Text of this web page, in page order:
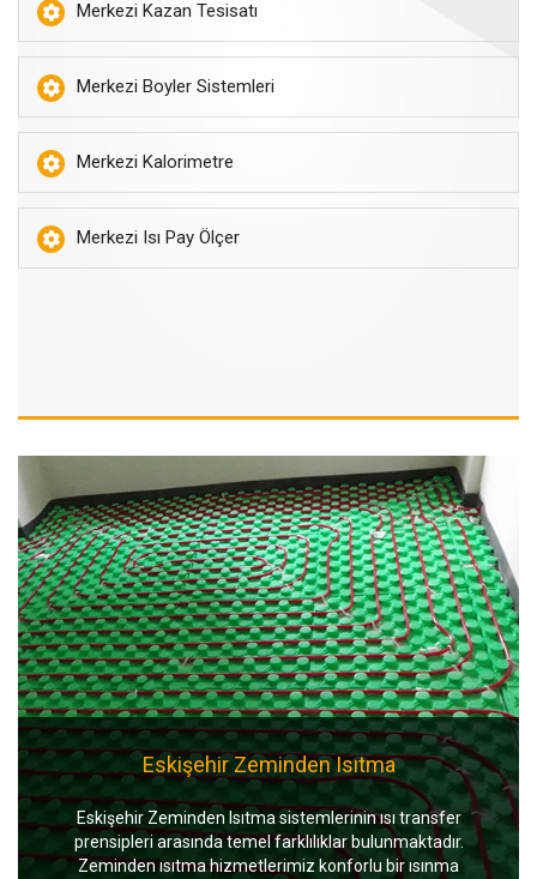
Merkezi Kazan Tesisatı
Merkezi Boyler Sistemleri
Merkezi Kalorimetre
Merkezi Isı Pay Ölçer
Eskişehir Zeminden Isıtma
Eskişehir Zeminden Isıtma sistemlerinin ısı transfer
prensipleri arasında temel farklılıklar bulunmaktadır.
Zeminden ısıtma hizmetlerimiz konforlu bir ısınma